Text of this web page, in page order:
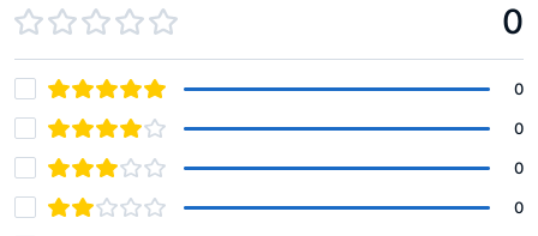
0
0
0
0
0